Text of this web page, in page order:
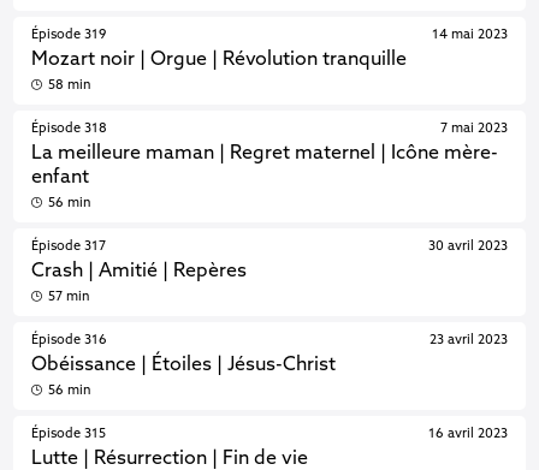
Épisode 319
Mozart noir | Orgue | Révolution tranquille
14 mai 2023
58 min
Épisode 318
La meilleure maman | Regret maternel | Icône mère-
enfant
7 mai 2023
56 min
Épisode 317
Crash | Amitié | Repères
30 avril 2023
57 min
Épisode 316
Obéissance | Étoiles | Jésus-Christ
23 avril 2023
56 min
Épisode 315
Lutte | Résurrection | Fin de vie
16 avril 2023